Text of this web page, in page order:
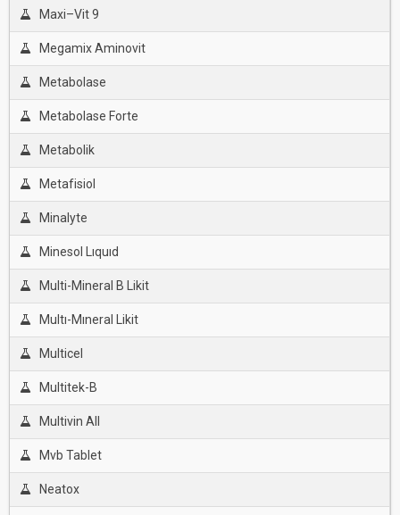
Maxi–Vit 9
Megamix Aminovit
Metabolase
Metabolase Forte
Metabolik
Metafisiol
Minalyte
Minesol Lıquıd
Multi-Mineral B Likit
Multı-Mıneral Likit
Multicel
Multitek-B
Multivin All
Mvb Tablet
Neatox